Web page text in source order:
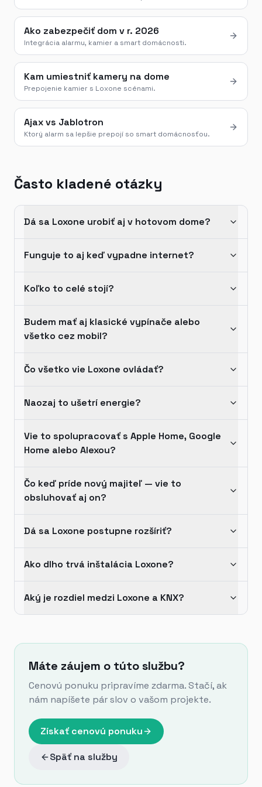
Ako zabezpečiť dom v r. 2026
Integrácia alarmu, kamier a smart domácnosti.
Kam umiestniť kamery na dome
Prepojenie kamier s Loxone scénami.
Ajax vs Jablotron
Ktorý alarm sa lepšie prepojí so smart domácnosťou.
Často kladené otázky
Dá sa Loxone urobiť aj v hotovom dome?
Funguje to aj keď vypadne internet?
Koľko to celé stojí?
Budem mať aj klasické vypínače alebo
všetko cez mobil?
Čo všetko vie Loxone ovládať?
Naozaj to ušetrí energie?
Vie to spolupracovať s Apple Home, Google
Home alebo Alexou?
Čo keď príde nový majiteľ — vie to
obsluhovať aj on?
Dá sa Loxone postupne rozšíriť?
Ako dlho trvá inštalácia Loxone?
Aký je rozdiel medzi Loxone a KNX?
Máte záujem o túto službu?
Cenovú ponuku pripravíme zdarma. Stačí, ak
nám napíšete pár slov o vašom projekte.
Získať cenovú ponuku
Späť na služby